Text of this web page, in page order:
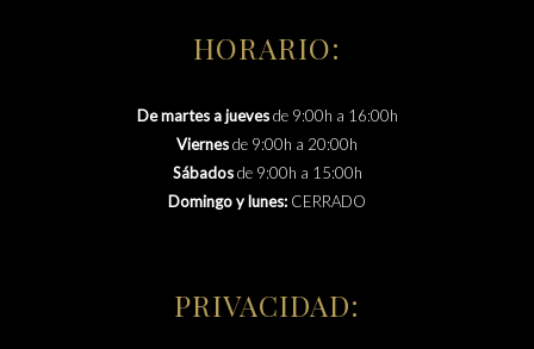
HORARIO:
De martes a juevesde 9:00h a 16:00h
Viernesde 9:00h a 20:00h
Sábadosde 9:00h a 15:00h
Domingo y lunes: CERRADO
PRIVACIDAD: